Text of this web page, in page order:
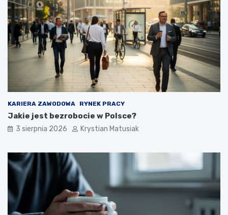
KARIERA ZAWODOWA RYNEK PRACY
Jakie jest bezrobocie w Polsce?
3 sierpnia 2026 Krystian Matusiak